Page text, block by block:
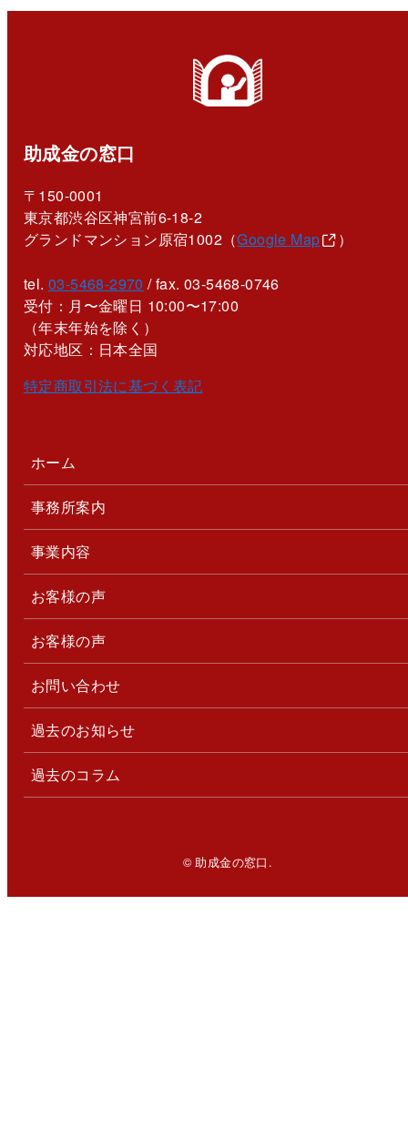
助成金の窓口
〒150-0001
東京都渋谷区神宮前6-18-2
グランドマンション原宿1002（Google Map ）
tel. 03-5468-2970 / fax. 03-5468-0746
受付：月〜金曜日 10:00〜17:00
（年末年始を除く）
対応地区：日本全国
特定商取引法に基づく表記
ホーム
事務所案内
事業内容
お客様の声
お客様の声
お問い合わせ
過去のお知らせ
過去のコラム
© 助成金の窓口.